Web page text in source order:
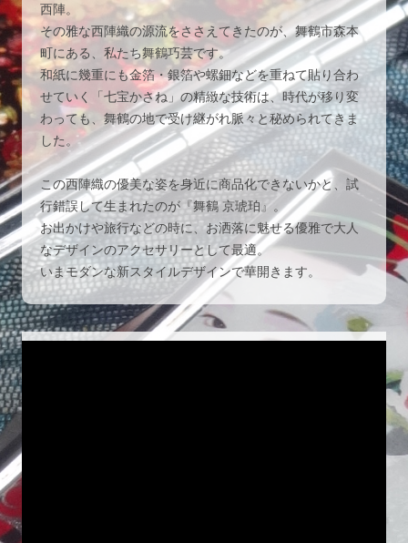
西陣。
その雅な西陣織の源流をささえてきたのが、舞鶴市森本
町にある、私たち舞鶴巧芸です。
和紙に幾重にも金箔・銀箔や螺鈿などを重ねて貼り合わ
せていく「七宝かさね」の精緻な技術は、時代が移り変
わっても、舞鶴の地で受け継がれ脈々と秘められてきま
した。
この西陣織の優美な姿を身近に商品化できないかと、試
行錯誤して生まれたのが『舞鶴 京琥珀』。
お出かけや旅行などの時に、お洒落に魅せる優雅で大人
なデザインのアクセサリーとして最適。
いまモダンな新スタイルデザインで華開きます。